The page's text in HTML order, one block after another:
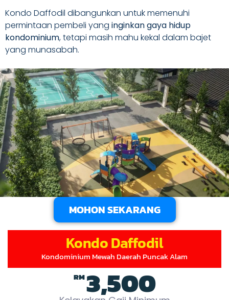
Kondo Daffodil dibangunkan untuk memenuhi
permintaan pembeli yang inginkan gaya hidup
kondominium, tetapi masih mahu kekal dalam bajet
yang munasabah.
MOHON SEKARANG
Kondo Daffodil
Kondominium Mewah Daerah Puncak Alam
RM3,500